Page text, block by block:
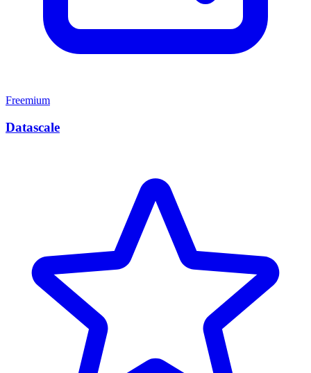
Freemium
Datascale